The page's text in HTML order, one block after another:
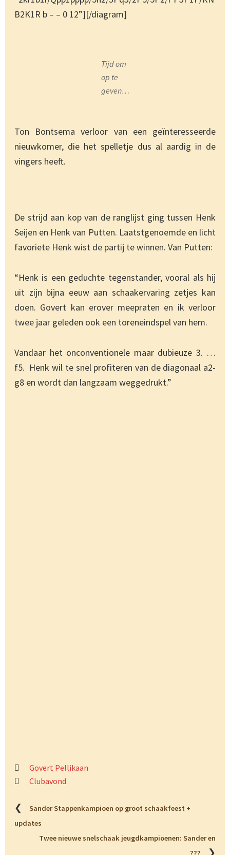
B2K1R b – – 0 12”][/diagram]
Tijd om
op te
geven…
Ton Bontsema verloor van een geïnteresseerde
nieuwkomer, die het spelletje dus al aardig in de
vingers heeft.
De strijd aan kop van de ranglijst ging tussen Henk
Seijen en Henk van Putten. Laatstgenoemde en licht
favoriete Henk wist de partij te winnen. Van Putten:
“Henk is een geduchte tegenstander, vooral als hij
uit zijn bijna eeuw aan schaakervaring zetjes kan
doen. Govert kan erover meepraten en ik verloor
twee jaar geleden ook een toreneindspel van hem.
Vandaar het onconventionele maar dubieuze 3. …
f5. Henk wil te snel profiteren van de diagonaal a2-
g8 en wordt dan langzaam weggedrukt.”
Govert Pellikaan
Clubavond
❮
Sander Stappenkampioen op groot schaakfeest +
updates
Twee nieuwe snelschaak jeugdkampioenen: Sander en
???
❯